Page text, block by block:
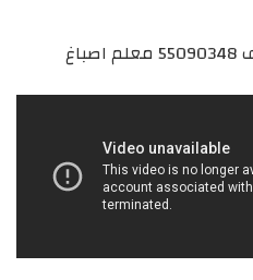
تركيب جبس بورد الكويت هاتف 55090348 معلم اصباغ